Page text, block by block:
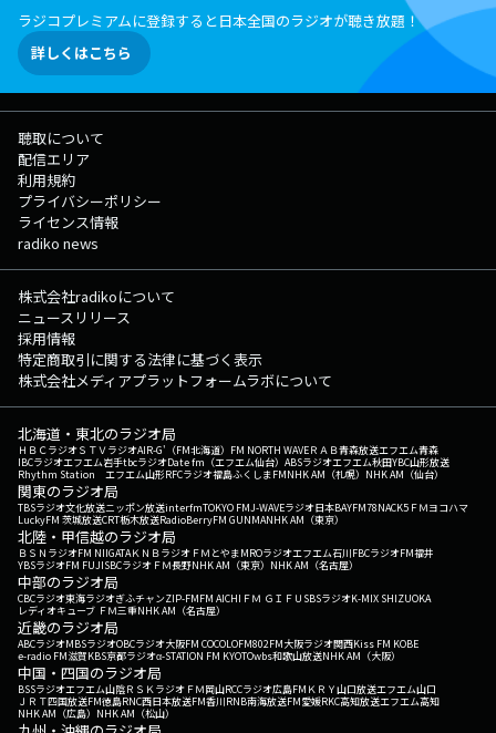
ラジコプレミアムに登録すると日本全国のラジオが聴き放題！
詳しくはこちら
聴取について
配信エリア
利用規約
プライバシーポリシー
ライセンス情報
radiko news
株式会社radikoについて
ニュースリリース
採用情報
特定商取引に関する法律に基づく表示
株式会社メディアプラットフォームラボについて
北海道・東北のラジオ局
ＨＢＣラジオＳＴＶラジオAIR-G'（FM北海道） FM NORTH WAVEＲＡＢ青森放送エフエム青森
IBCラジオエフエム岩手tbcラジオDate fm（エフエム仙台） ABSラジオエフエム秋田YBC山形放送
Rhythm Station エフエム山形RFCラジオ福島ふくしまFMNHK AM（札幌） NHK AM（仙台）
関東のラジオ局
TBSラジオ文化放送ニッポン放送interfmTOKYO FMJ-WAVEラジオ日本BAYFM78NACK5 ＦＭヨコハマ
LuckyFM 茨城放送CRT栃木放送RadioBerryFM GUNMANHK AM（東京）
北陸・甲信越のラジオ局
ＢＳＮラジオFM NIIGATAＫＮＢラジオ ＦＭとやまMROラジオエフエム石川FBCラジオFM福井
YBSラジオFM FUJISBCラジオ ＦＭ長野NHK AM（東京） NHK AM（名古屋）
中部のラジオ局
CBCラジオ東海ラジオぎふチャンZIP-FMFM AICHI ＦＭ ＧＩＦＵ SBSラジオK-MIX SHIZUOKA
レディオキューブ ＦＭ三重NHK AM（名古屋）
近畿のラジオ局
ABCラジオMBSラジオOBCラジオ大阪FM COCOLOFM802FM大阪ラジオ関西Kiss FM KOBE
e-radio FM滋賀KBS京都ラジオα-STATION FM KYOTOwbs和歌山放送NHK AM（大阪）
中国・四国のラジオ局
BSSラジオエフエム山陰ＲＳＫラジオ ＦＭ岡山RCCラジオ広島FM ＫＲＹ山口放送エフエム山口
ＪＲＴ四国放送FM徳島RNC西日本放送FM香川RNB南海放送FM愛媛RKC高知放送エフエム高知
NHK AM（広島） NHK AM（松山）